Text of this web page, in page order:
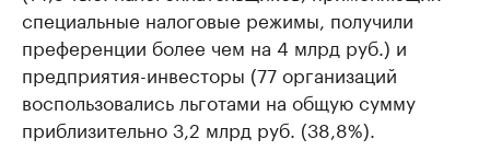
специальные налоговые режимы, получили
преференции более чем на 4 млрд руб.) и
предприятия-инвесторы (77 организаций
воспользовались льготами на общую сумму
приблизительно 3,2 млрд руб. (38,8%).